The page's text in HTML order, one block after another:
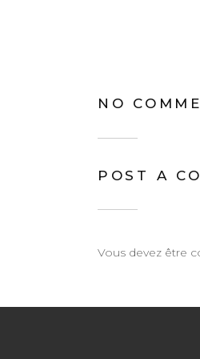
NO
POST A
Vous devez être